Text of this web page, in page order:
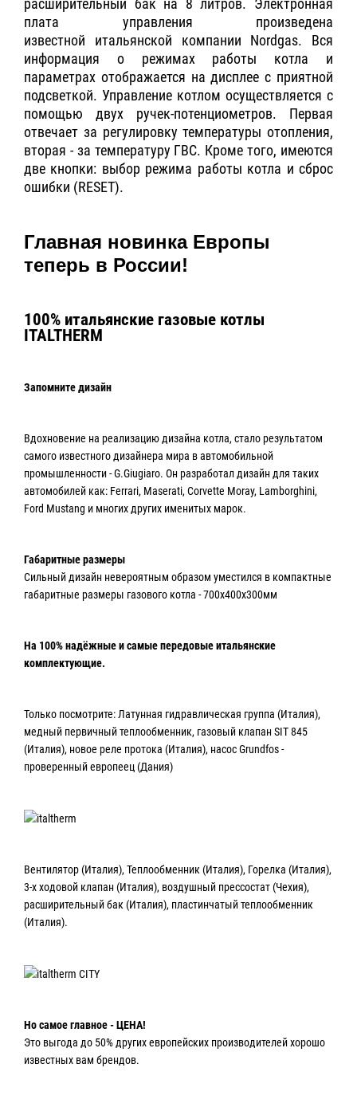
плата управления произведена
известной итальянской компании Nordgas. Вся
информация о режимах работы котла и
параметрах отображается на дисплее с приятной
подсветкой. Управление котлом осуществляется с
помощью двух ручек-потенциометров. Первая
отвечает за регулировку температуры отопления,
вторая - за температуру ГВС. Кроме того, имеются
две кнопки: выбор режима работы котла и сброс
ошибки (RESET).
Главная новинка Европы
теперь в России!
100% итальянские газовые котлы
ITALTHERM
Запомните дизайн
Вдохновение на реализацию дизайна котла, стало результатом
самого известного дизайнера мира в автомобильной
промышленности - G.Giugiaro. Он разработал дизайн для таких
автомобилей как: Ferrari, Maserati, Corvette Moray, Lamborghini,
Ford Mustang и многих других именитых марок.
Габаритные размеры
Сильный дизайн невероятным образом уместился в компактные
габаритные размеры газового котла - 700х400х300мм
На 100% надёжные и самые передовые итальянские
комплектующие.
Только посмотрите: Латунная гидравлическая группа (Италия),
медный первичный теплообменник, газовый клапан SIT 845
(Италия), новое реле протока (Италия), насос Grundfos -
проверенный европеец (Дания)
Вентилятор (Италия), Теплообменник (Италия), Горелка (Италия),
3-х ходовой клапан (Италия), воздушный прессостат (Чехия),
расширительный бак (Италия), пластинчатый теплообменник
(Италия).
Но самое главное - ЦЕНА!
Это выгода до 50% других европейских производителей хорошо
известных вам брендов.